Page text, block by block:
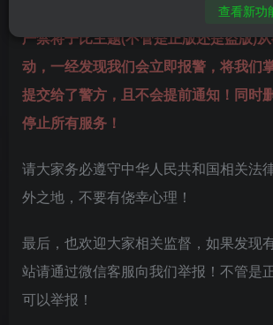
严禁将子比主题(不管是正版还是盗版)
动，一经发现我们会立即报警，将我们
提交给了警方，且不会提前通知！同时
停止所有服务！
请大家务必遵守中华人民共和国相关法
外之地，不要有侥幸心理！
最后，也欢迎大家相关监督，如果发现
站请通过微信客服向我们举报！不管是
可以举报！
查看新功